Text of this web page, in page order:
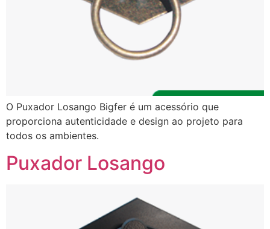
O Puxador Losango Bigfer é um acessório que
proporciona autenticidade e design ao projeto para
todos os ambientes.
Puxador Losango